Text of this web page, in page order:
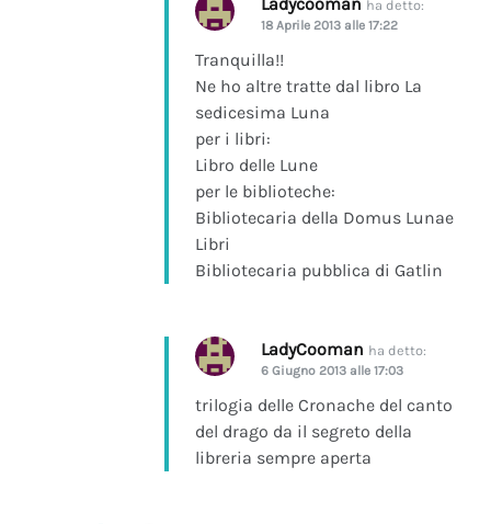
ha detto:
18 Aprile 2013 alle 17:22
Tranquilla!!
Ne ho altre tratte dal libro La
sedicesima Luna
per i libri:
Libro delle Lune
per le biblioteche:
Bibliotecaria della Domus Lunae
Libri
Bibliotecaria pubblica di Gatlin
LadyCooman ha detto:
6 Giugno 2013 alle 17:03
trilogia delle Cronache del canto
del drago da il segreto della
libreria sempre aperta